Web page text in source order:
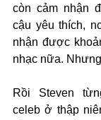
còn cảm nhận
cậu yêu thích,
nhận được
nhạc nữa.
Rồi Steven
celeb ở thập